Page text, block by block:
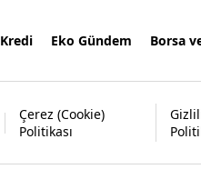
Kredi Eko Gündem Borsa
Çerez (Cookie)
Politikası